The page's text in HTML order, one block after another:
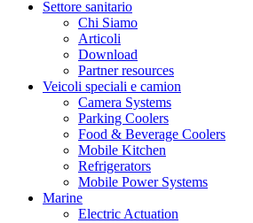
Settore sanitario
Chi Siamo
Articoli
Download
Partner resources
Veicoli speciali e camion
Camera Systems
Parking Coolers
Food & Beverage Coolers
Mobile Kitchen
Refrigerators
Mobile Power Systems
Marine
Electric Actuation